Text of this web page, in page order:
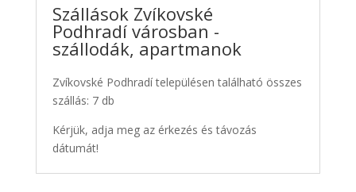
Szállások Zvíkovské
Podhradí városban -
szállodák, apartmanok
Zvíkovské Podhradí településen található összes
szállás: 7 db
Kérjük, adja meg az érkezés és távozás
dátumát!